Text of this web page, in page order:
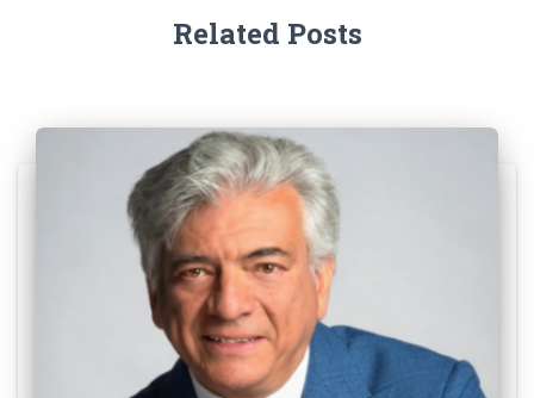
Related Posts